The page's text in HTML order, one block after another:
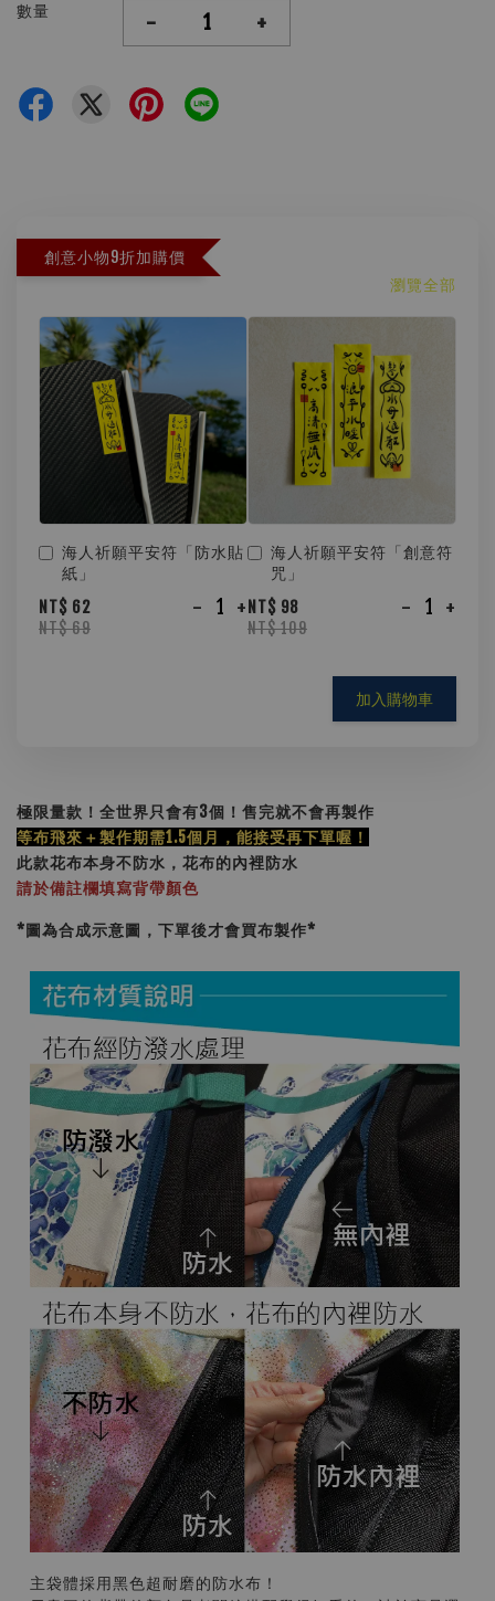
數量 - +
創意小物9折加購價
瀏覽全部
海人祈願平安符「防水貼
紙」
NT$ 62
NT$ 69
- +
海人祈願平安符「創意符
咒」
NT$ 98
NT$ 109
- +
加入購物車
極限量款！全世界只會有3個！售完就不會再製作
等布飛來＋製作期需1.5個月，能接受再下單喔！
此款花布本身不防水，花布的內裡防水
請於備註欄填寫背帶顏色
*圖為合成示意圖，下單後才會買布製作*
主袋體採用黑色超耐磨的防水布！